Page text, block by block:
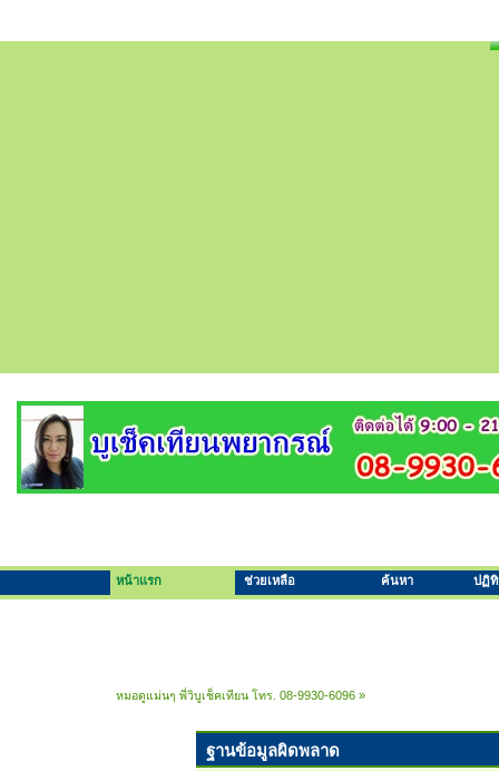
หน้าแรก ช่วยเหลือ ค้นหา ปฏิ
หมอดูแม่นๆ พี่วิบูเช็คเทียน โทร. 08-9930-6096 »
ฐานข้อมูลผิดพลาด